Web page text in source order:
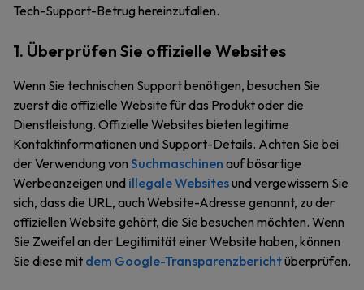
Tech-Support-Betrug hereinzufallen.
1. Überprüfen Sie offizielle Websites
Wenn Sie technischen Support benötigen, besuchen Sie
zuerst die offizielle Website für das Produkt oder die
Dienstleistung. Offizielle Websites bieten legitime
Kontaktinformationen und Support-Details. Achten Sie bei
der Verwendung von Suchmaschinen auf bösartige
Werbeanzeigen und illegale Websitesund vergewissern Sie
sich, dass die URL, auch Website-Adresse genannt, zu der
offiziellen Website gehört, die Sie besuchen möchten. Wenn
Sie Zweifel an der Legitimität einer Website haben, können
Sie diese mit dem Google-Transparenzberichtüberprüfen.